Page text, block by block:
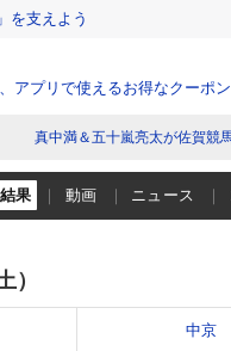
を支えよう
アプリで使えるお得なクーポン
真中満＆五十嵐亮太が佐賀競
果 動画 ニュース
）
中京